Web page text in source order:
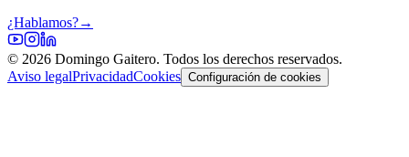
¿Hablamos?→
© 2026 Domingo Gaitero. Todos los derechos reservados.
Aviso legalPrivacidadCookies Configuración de cookies